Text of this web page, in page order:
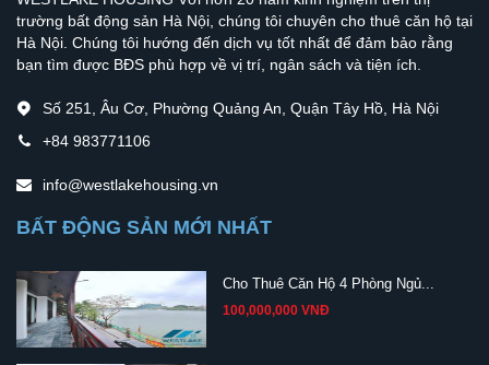
trường bất động sản Hà Nội, chúng tôi chuyên cho thuê căn hộ tại
Hà Nội. Chúng tôi hướng đến dịch vụ tốt nhất để đảm bảo rằng
bạn tìm được BĐS phù hợp về vị trí, ngân sách và tiện ích.
Số 251, Âu Cơ, Phường Quảng An, Quận Tây Hồ, Hà Nội
+84 983771106
info@westlakehousing.vn
BẤT ĐỘNG SẢN MỚI NHẤT
Cho Thuê Căn Hộ 4 Phòng Ngủ...
100,000,000 VNĐ